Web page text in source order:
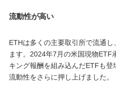
流動性が高い
ETHは多くの主要取引所で流通
ます。2024年7月の米国現物ETF
キング報酬を組み込んだETFも
流動性をさらに押し上げました。